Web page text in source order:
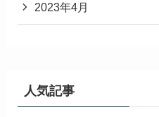
2023年4月
人気記事